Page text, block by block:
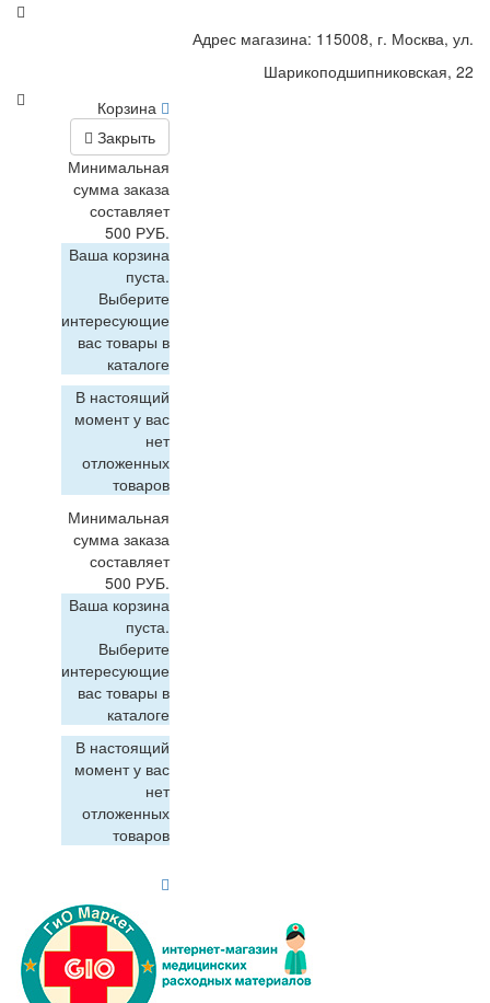
Адрес магазина: 115008, г. Москва, ул.
Шарикоподшипниковская, 22
Корзина
Закрыть
Минимальная
сумма заказа
составляет
500 РУБ.
Ваша корзина
пуста.
Выберите
интересующие
вас товары в
каталоге
В настоящий
момент у вас
нет
отложенных
товаров
Минимальная
сумма заказа
составляет
500 РУБ.
Ваша корзина
пуста.
Выберите
интересующие
вас товары в
каталоге
В настоящий
момент у вас
нет
отложенных
товаров